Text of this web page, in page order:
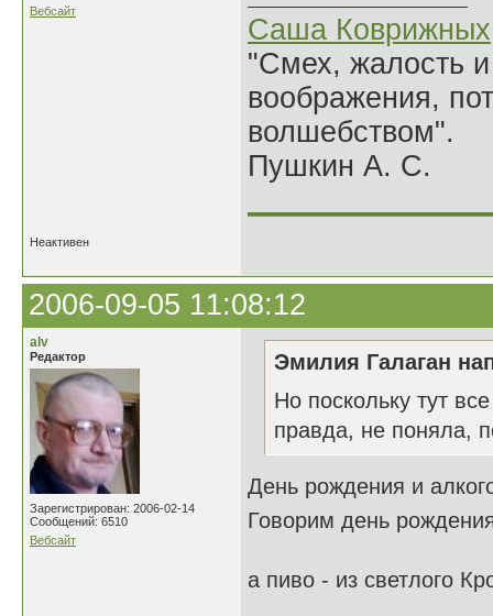
Вебсайт
Саша Коврижных
"Смех, жалость
воображения,
волшебством".
Пушкин А. С.
Неактивен
2006-09-05 11:08:12
alv
Редактор
Зарегистрирован: 2006-02-14
Сообщений: 6510
Вебсайт
Эмилия Галаган
Но поскольку тут
правда, не поняла,
День рождения и
Говорим день
а пиво - из светлого